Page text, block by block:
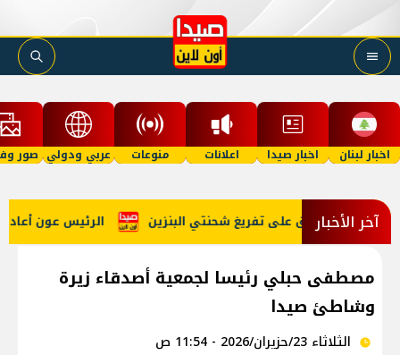
اخبار لبنان اخبار صيدا اعلانات منوعات عربي ودولي صور
آخر الأخبار الرئيس عون أعاد ووافق على تفريغ شحنتي البنزين
مصطفى حبلي رئيسا لجمعية أصدقاء زيرة
وشاطئ صيدا
الثلاثاء 23/حزيران/2026 - 11:54 ص